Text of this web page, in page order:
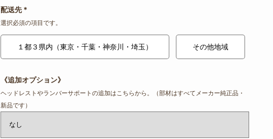
配送先*
選択必須の項目です。
１都３県内（東京・千葉・神奈川・埼玉） その他地域
《追加オプション》
ヘッドレストやランバーサポートの追加はこちらから。（部材はすべてメーカー純正品・
新品です）